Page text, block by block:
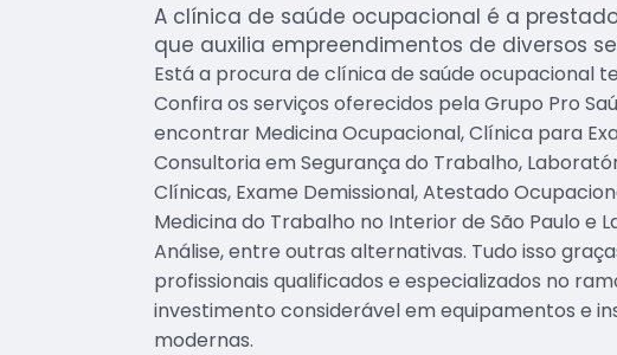
A clínica de saúde ocupacional é a
que auxilia empreendimentos de diversos
Está a procura de clínica de saúde ocupacional
Confira os serviços oferecidos pela Grupo Pro
encontrar Medicina Ocupacional, Clínica para
Consultoria em Segurança do Trabalho,
Clínicas, Exame Demissional, Atestado
Medicina do Trabalho no Interior de São Paulo e
Análise, entre outras alternativas. Tudo isso
profissionais qualificados e especializados no
investimento considerável em equipamentos e
modernas.